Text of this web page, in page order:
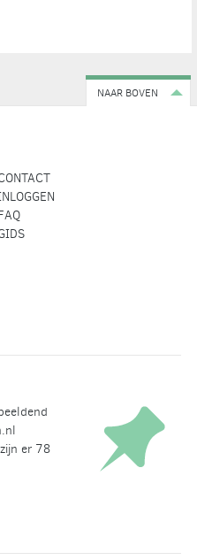
NAAR BOVEN
er 78